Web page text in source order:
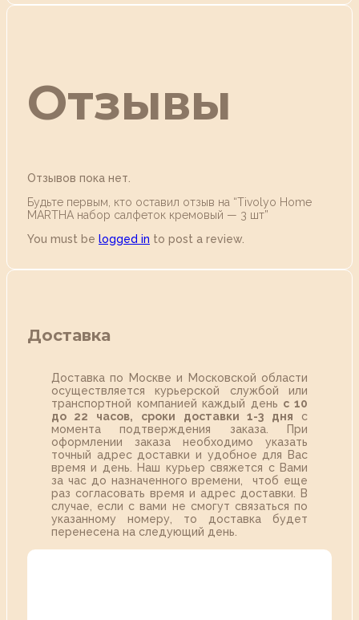
Отзывы
Отзывов пока нет.
Будьте первым, кто оставил отзыв на “Tivolyo Home
MARTHA набор салфеток кремовый — 3 шт”
You must be logged in to post a review.
Доставка
Доставка по Москве и Московской области
осуществляется курьерской службой или
транспортной компанией каждый день с 10
до 22 часов,
сроки доставки 1-3 дня с
момента подтверждения заказа. При
оформлении заказа необходимо указать
точный адрес доставки и удобное для Вас
время и день. Наш курьер свяжется с Вами
за час до назначенного времени, чтоб еще
раз согласовать время и адрес доставки. В
случае, если с вами не смогут связаться по
указанному номеру, то доставка будет
перенесена на следующий день.